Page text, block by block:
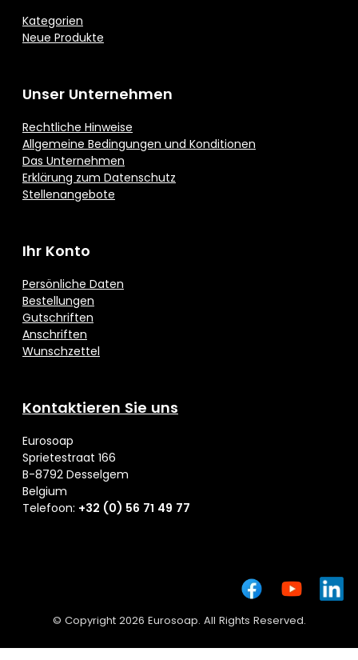
Kategorien
Neue Produkte
Unser Unternehmen
Rechtliche Hinweise
Allgemeine Bedingungen und Konditionen
Das Unternehmen
Erklärung zum Datenschutz
Stellenangebote
Ihr Konto
Persönliche Daten
Bestellungen
Gutschriften
Anschriften
Wunschzettel
Kontaktieren Sie uns
Eurosoap
Sprietestraat 166
B-8792 Desselgem
Belgium
Telefoon: +32 (0) 56 71 49 77
© Copyright 2026 Eurosoap. All Rights Reserved.